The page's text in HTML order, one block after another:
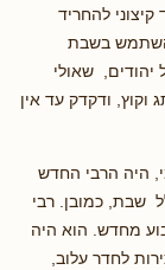
להחריד
השתמש בשבת
שאולי
ודקדק עד אין
היה הרבי החדש
שבת, כמובן. רבי
מחדש. הוא היה
לחדר עלוב,